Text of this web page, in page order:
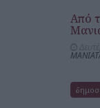
Από